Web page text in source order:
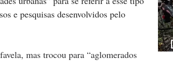
e pesquisas desenvolvidos pelo
mas trocou para “aglomerados